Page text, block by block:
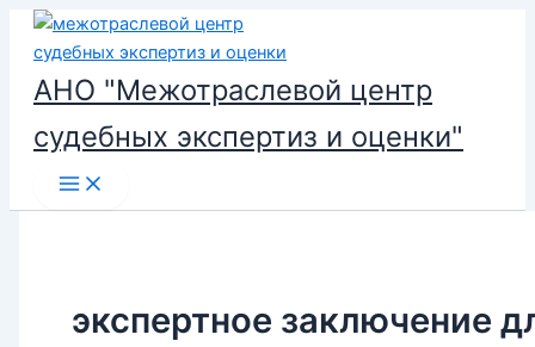
Перейти
содержимому
АНО "Межотраслевой центр
судебных экспертиз и оценки"
экспертное заключение